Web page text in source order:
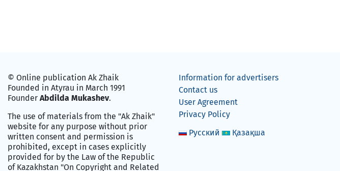
© Online publication Ak Zhaik
Founded in Atyrau in March 1991
Founder Abdilda Mukashev.
The use of materials from the "Ak Zhaik"
website for any purpose without prior
written consent and permission is
prohibited, except in cases explicitly
provided for by the Law of the Republic
of Kazakhstan "On Copyright and Related
Information for advertisers
Contact us
User Agreement
Privacy Policy
Русский
Қазақша